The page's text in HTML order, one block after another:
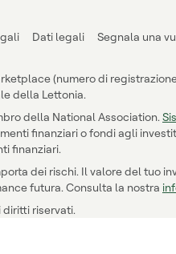
Dati legali Segnala una
(numero di
della Lettonia.
della National Association.
finanziari o fondi agli
finanziari.
dei rischi. Il valore del tuo
futura. Consulta la nostra
riservati.